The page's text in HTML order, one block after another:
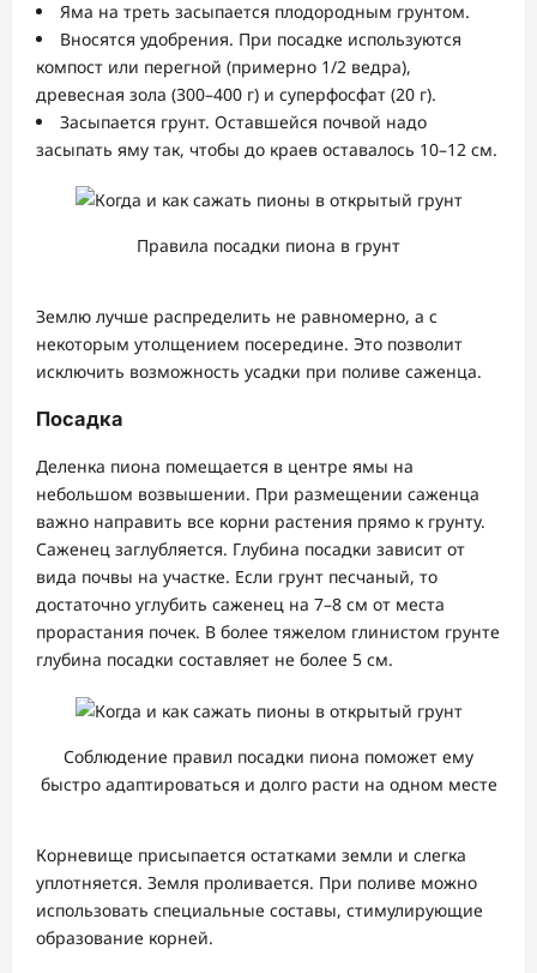
Яма на треть засыпается плодородным грунтом.
Вносятся удобрения. При посадке используются
компост или перегной (примерно 1/2 ведра),
древесная зола (300–400 г) и суперфосфат (20 г).
Засыпается грунт. Оставшейся почвой надо
засыпать яму так, чтобы до краев оставалось 10–12 см.
Правила посадки пиона в грунт
Землю лучше распределить не равномерно, а с
некоторым утолщением посередине. Это позволит
исключить возможность усадки при поливе саженца.
Посадка
Деленка пиона помещается в центре ямы на
небольшом возвышении. При размещении саженца
важно направить все корни растения прямо к грунту.
Саженец заглубляется. Глубина посадки зависит от
вида почвы на участке. Если грунт песчаный, то
достаточно углубить саженец на 7–8 см от места
прорастания почек. В более тяжелом глинистом грунте
глубина посадки составляет не более 5 см.
Соблюдение правил посадки пиона поможет ему
быстро адаптироваться и долго расти на одном месте
Корневище присыпается остатками земли и слегка
уплотняется. Земля проливается. При поливе можно
использовать специальные составы, стимулирующие
образование корней.